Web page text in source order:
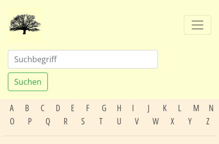
Suchen
A B C D E F G H I J K L M
N
O
P Q R S T U V W X Y Z